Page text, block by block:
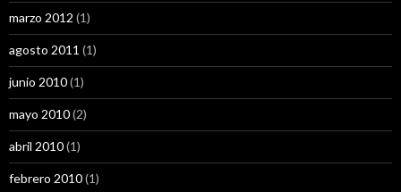
marzo 2012 (1)
agosto 2011 (1)
junio 2010(1)
mayo 2010(2)
abril 2010(1)
febrero 2010(1)